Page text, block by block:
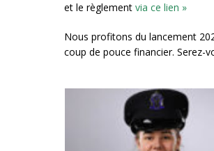
et le règlement via ce lien »
Nous profitons du lancement
coup de pouce financier. Serez-